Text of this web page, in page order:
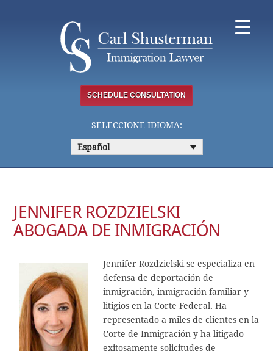
SCHEDULE CONSULTATION
SELECCIONE IDIOMA:
Español
JENNIFER ROZDZIELSKI
ABOGADA DE INMIGRACIÓN
Jennifer Rozdzielski se especializa en
defensa de deportación de
inmigración, inmigración familiar y
litigios en la Corte Federal. Ha
representado a miles de clientes en la
Corte de Inmigración y ha litigado
exitosamente solicitudes de